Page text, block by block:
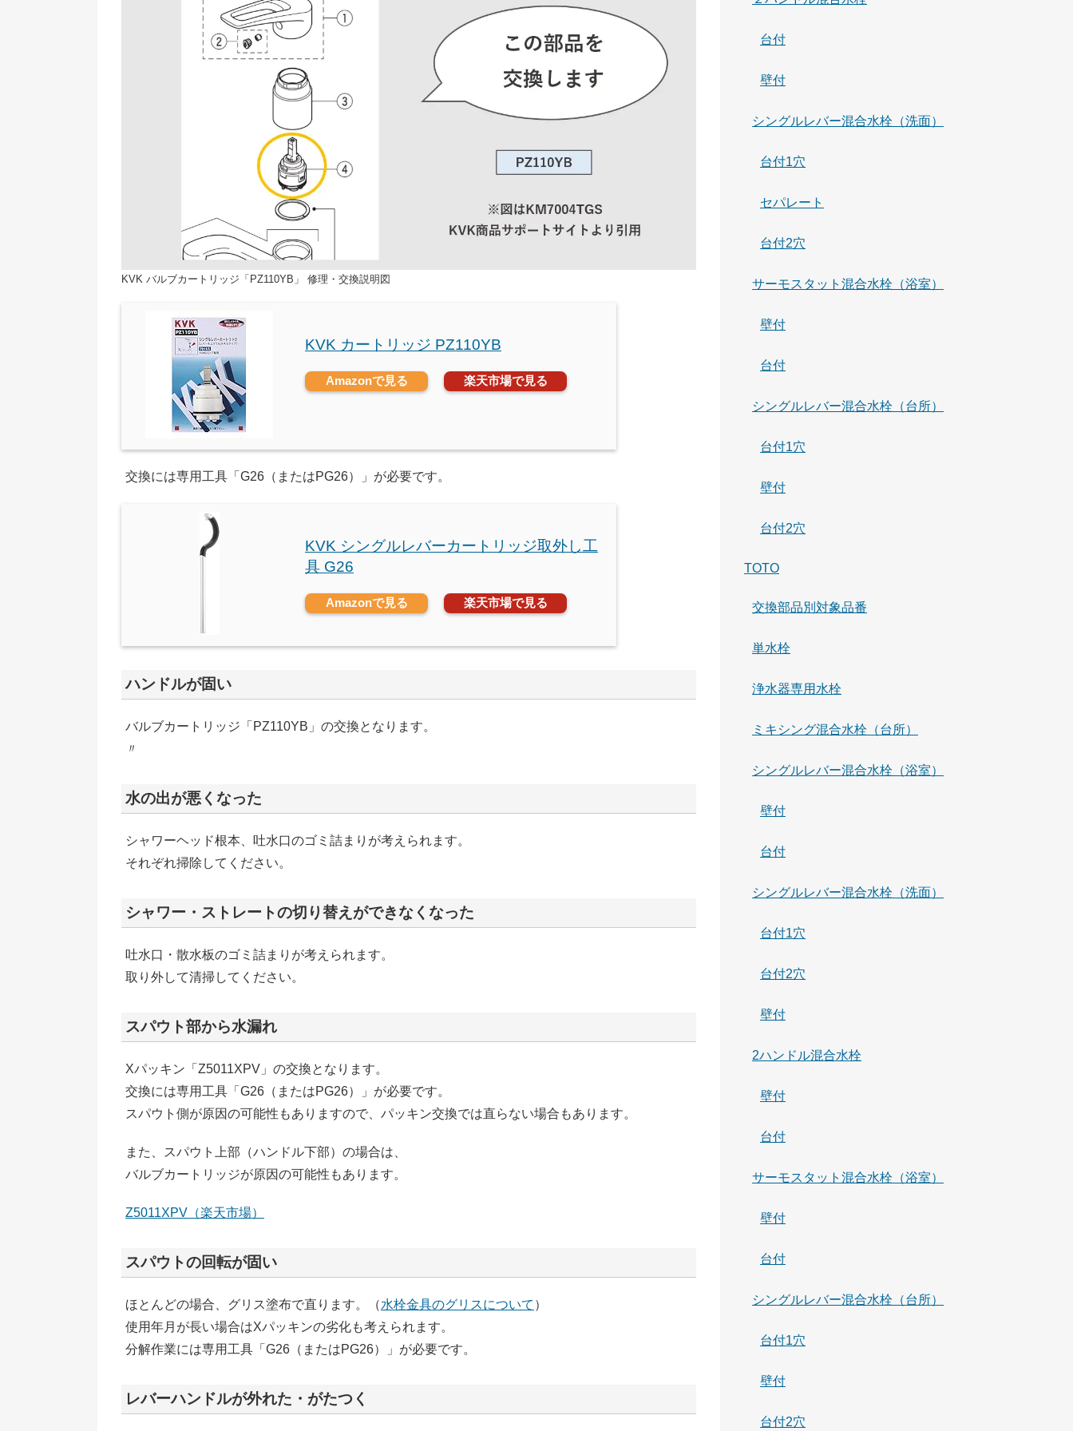
KVK バルブカートリッジ「PZ110YB」 修理・交換説明図
KVK カートリッジ PZ110YB
Amazonで見る 楽天市場で見る
交換には専用工具「G26（またはPG26）」が必要です。
KVK シングルレバーカートリッジ取外し工
具 G26
Amazonで見る 楽天市場で見る
ハンドルが固い
バルブカートリッジ「PZ110YB」の交換となります。
〃
水の出が悪くなった
シャワーヘッド根本、吐水口のゴミ詰まりが考えられます。
それぞれ掃除してください。
シャワー・ストレートの切り替えができなくなった
吐水口・散水板のゴミ詰まりが考えられます。
取り外して清掃してください。
スパウト部から水漏れ
Xパッキン「Z5011XPV」の交換となります。
交換には専用工具「G26（またはPG26）」が必要です。
スパウト側が原因の可能性もありますので、パッキン交換では直らない場合もあります。
また、スパウト上部（ハンドル下部）の場合は、
バルブカートリッジが原因の可能性もあります。
Z5011XPV（楽天市場）
スパウトの回転が固い
ほとんどの場合、グリス塗布で直ります。（水栓金具のグリスについて ）
使用年月が長い場合はXパッキンの劣化も考えられます。
分解作業には専用工具「G26（またはPG26）」が必要です。
レバーハンドルが外れた・がたつく
台付
壁付
シングルレバー混合水栓（洗面）
台付1穴
セパレート
台付2穴
サーモスタット混合水栓（浴室）
壁付
台付
シングルレバー混合水栓（台所）
台付1穴
壁付
台付2穴
TOTO
交換部品別対象品番
単水栓
浄水器専用水栓
ミキシング混合水栓（台所）
シングルレバー混合水栓（浴室）
壁付
台付
シングルレバー混合水栓（洗面）
台付1穴
台付2穴
壁付
2ハンドル混合水栓
壁付
台付
サーモスタット混合水栓（浴室）
壁付
台付
シングルレバー混合水栓（台所）
台付1穴
壁付
台付2穴